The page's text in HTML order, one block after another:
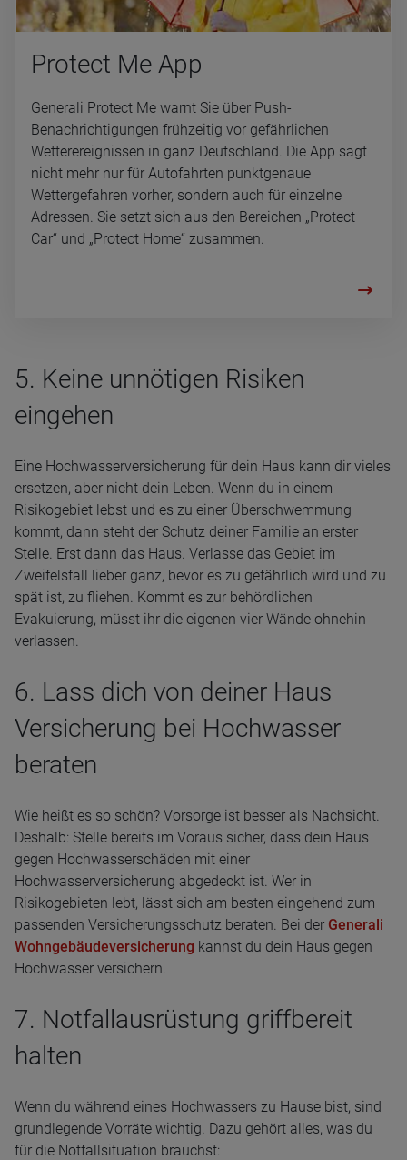
Pro­tect Me App
Generali Protect Me warnt Sie über Push-
Benachrichtigungen frühzeitig vor gefährlichen
Wetterereignissen in ganz Deutschland. Die App sagt
nicht mehr nur für Autofahrten punktgenaue
Wettergefahren vorher, sondern auch für einzelne
Adressen. Sie setzt sich aus den Bereichen „Protect
Car“ und „Protect Home“ zusammen.
5. Keine unnötigen Risiken
eingehen
Eine Hochwasserversicherung für dein Haus kann dir vieles
ersetzen, aber nicht dein Leben. Wenn du in einem
Risikogebiet lebst und es zu einer Überschwemmung
kommt, dann steht der Schutz deiner Familie an erster
Stelle. Erst dann das Haus. Verlasse das Gebiet im
Zweifelsfall lieber ganz, bevor es zu gefährlich wird und zu
spät ist, zu fliehen. Kommt es zur behördlichen
Evakuierung, müsst ihr die eigenen vier Wände ohnehin
verlassen.
6. Lass dich von deiner Haus
Versicherung bei Hochwasser
beraten
Wie heißt es so schön? Vorsorge ist besser als Nachsicht.
Deshalb: Stelle bereits im Voraus sicher, dass dein Haus
gegen Hochwasserschäden mit einer
Hochwasserversicherung abgedeckt ist. Wer in
Risikogebieten lebt, lässt sich am besten eingehend zum
passenden Versicherungsschutz beraten. Bei der Generali
Wohngebäudeversicherung kannst du dein Haus gegen
Hochwasser versichern.
7. Notfallausrüstung griffbereit
halten
Wenn du während eines Hochwassers zu Hause bist, sind
grundlegende Vorräte wichtig. Dazu gehört alles, was du
für die Notfallsituation brauchst: